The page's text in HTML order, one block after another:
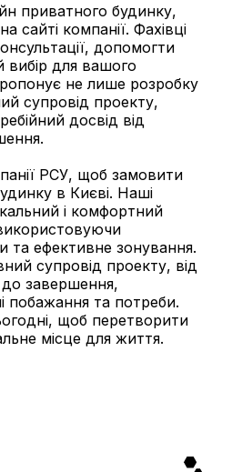
приватного будинку,
сайті компанії. Фахівці
допомогти
вибір для вашого
не лише розробку
супровід проекту,
досвід від
РСУ, щоб замовити
в Києві. Наші
і комфортний
та ефективне зонування.
супровід проекту, від
до завершення,
побажання та потреби.
щоб перетворити
місце для життя.